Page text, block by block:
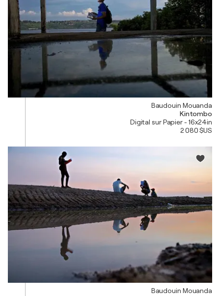
Baudouin Mouanda
Kintombo
Digital sur Papier - 16x24in
2 080 $US
Baudouin Mouanda